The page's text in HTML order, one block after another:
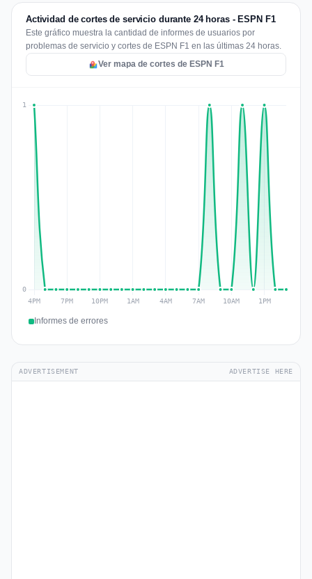
Actividad de cortes de servicio durante 24 horas - ESPN F1
Este gráfico muestra la cantidad de informes de usuarios por
problemas de servicio y cortes de ESPN F1 en las últimas 24 horas.
Ver mapa de cortes de ESPN F1
Informes de errores
ADVERTISEMENT ADVERTISE HERE